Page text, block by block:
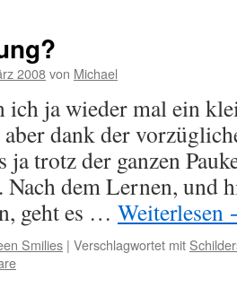
2008von Michael
ich ja wieder mal ein
dank der
ja trotz der ganzen
dem Lernen, und
geht es … Weiterlesen
Smilies | Verschlagwortet mit